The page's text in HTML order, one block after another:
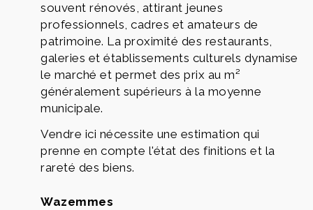
souvent rénovés, attirant jeunes
professionnels, cadres et amateurs de
patrimoine. La proximité des restaurants,
galeries et établissements culturels dynamise
le marché et permet des prix au m²
généralement supérieurs à la moyenne
municipale.
Vendre ici nécessite une estimation qui
prenne en compte l'état des finitions et la
rareté des biens.
Wazemmes